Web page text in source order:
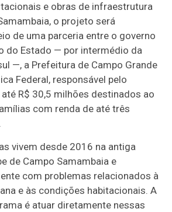
e obras de infraestrutura
o projeto será
de uma parceria entre o governo
do Estado — por intermédio da
—, a Prefeitura de Campo Grande
Federal, responsável pelo
R$ 30,5 milhões destinados ao
com renda de até três
vivem desde 2016 na antiga
de Campo Samambaia e
com problemas relacionados à
e às condições habitacionais. A
é atuar diretamente nessas